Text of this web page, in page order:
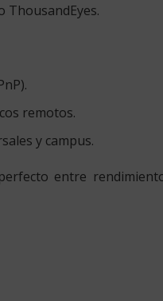
ThousandEyes.
remotos.
y campus.
entre